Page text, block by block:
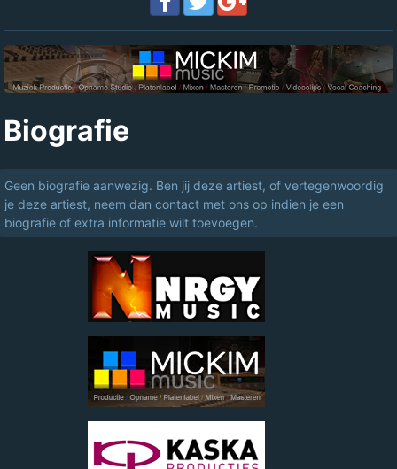
Biografie
Geen biografie aanwezig. Ben jij deze artiest, of vertegenwoordig
je deze artiest, neem dan contact met ons op indien je een
biografie of extra informatie wilt toevoegen.